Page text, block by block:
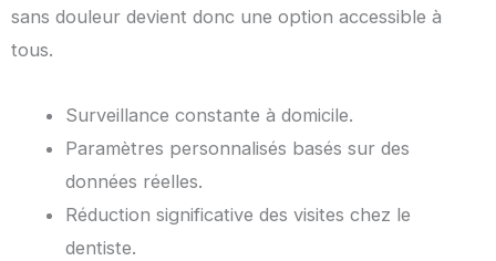
sans douleur devient donc une option accessible à
tous.
Surveillance constante à domicile.
Paramètres personnalisés basés sur des
données réelles.
Réduction significative des visites chez le
dentiste.